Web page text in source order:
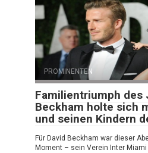
PROMINENTEN
Familientriumph des
Beckham holte sich
und seinen Kindern
Für David Beckham war dieser
Moment – sein Verein Inter Miami